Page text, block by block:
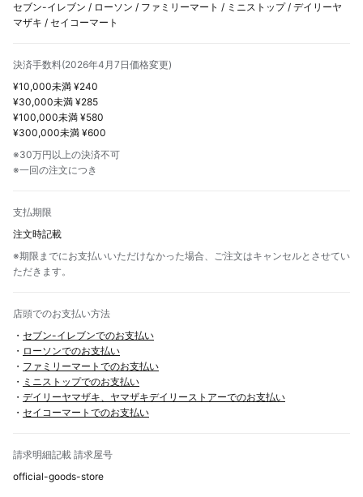
セブン-イレブン / ローソン / ファミリーマート / ミニストップ / デイリーヤ
マザキ / セイコーマート
決済手数料(2026年4月7日価格変更)
¥10,000未満 ¥240
¥30,000未満 ¥285
¥100,000未満 ¥580
¥300,000未満 ¥600
※30万円以上の決済不可
※一回の注文につき
支払期限
注文時記載
※期限までにお支払いいただけなかった場合、ご注文はキャンセルとさせてい
ただきます。
店頭でのお支払い方法
・ セブン-イレブンでのお支払い
・ ローソンでのお支払い
・ ファミリーマートでのお支払い
・ ミニストップでのお支払い
・ デイリーヤマザキ、ヤマザキデイリーストアーでのお支払い
・ セイコーマートでのお支払い
請求明細記載 請求屋号
official-goods-store